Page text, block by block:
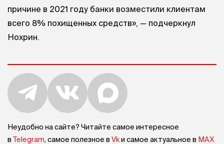
причине в 2021 году банки возместили клиентам
всего 8% похищенных средств», — подчеркнул
Нохрин.
Неудобно на сайте? Читайте самое интересное
в Telegram, самое полезное в Vkи самое актуальное в MAX